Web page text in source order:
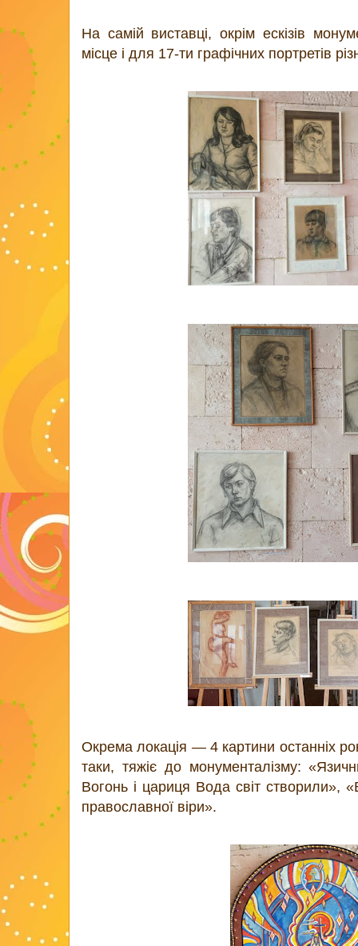
На самій виставці, окрім ескізів
місце і для 17-ти графічних портретів
Окрема локація — 4 картини останніх
таки, тяжіє до монументалізму:
Вогонь і цариця Вода світ створили»,
православної віри».